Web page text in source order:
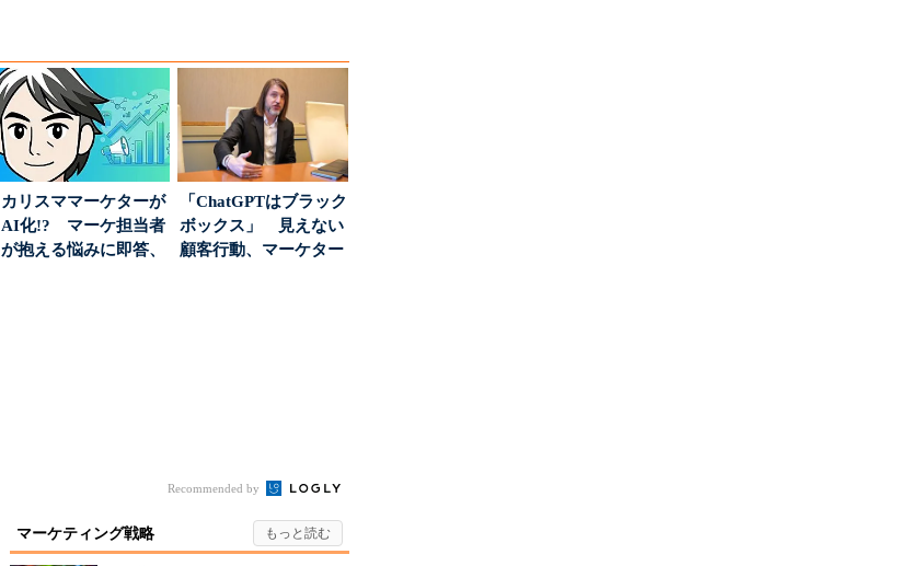
カリスママーケターが
AI化!? マーケ担当者
が抱える悩みに即答、
「ChatGPTはブラック
ボックス」 見えない
顧客行動、マーケター
Recommended by
マーケティング戦略